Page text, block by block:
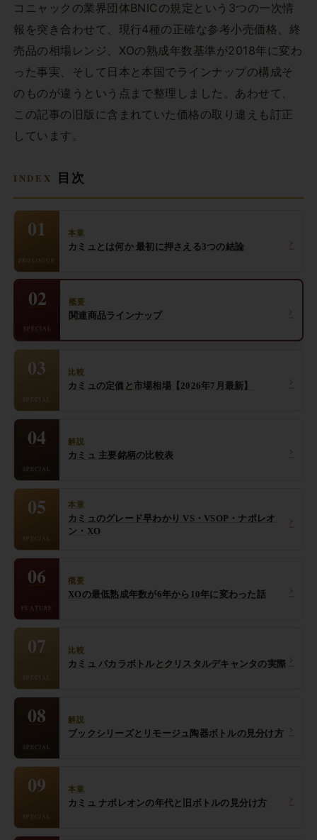
コニャックの業界団体BNICの規定という3つの一次情
報を突き合わせて、現行4種の正確な参考小売価格、終
売品の相場レンジ、XOの熟成年数基準が2018年に変わ
った事実、そして日本と本国でラインナップの構成そ
のものが違うという点まで整理しました。あわせて、
この記事の旧版に含まれていた価格の取り違えも訂正
しています。
目次
01
PROLOGUE
本章
カミュとは何か 最初に押さえる3つの結論 ›
02
SPECIAL
概要
関連商品ラインナップ ›
03
SPECIAL
比較
カミュの定価と市場相場【2026年7月最新】 ›
04
SPECIAL
解説
カミュ 主要銘柄の比較表 ›
05
SPECIAL
本章
カミュのグレード早わかり VS・VSOP・ナポレオ
ン・XO
›
06
FEATURE
概要
XOの最低熟成年数が6年から10年に変わった話 ›
07
SPECIAL
比較
カミュ バカラボトルとクリスタルデキャンタの実際 ›
08
SPECIAL
解説
ブックシリーズとリモージュ陶器ボトルの見分け方 ›
09
SPECIAL
本章
カミュ ナポレオンの年代と旧ボトルの見分け方 ›